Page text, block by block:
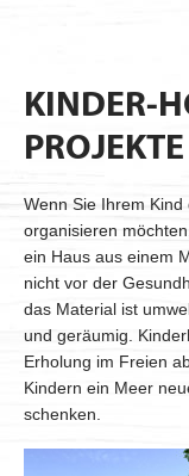
KINDER-
PROJEKTE
Wenn Sie Ihrem
organisieren
ein Haus aus einem
nicht vor der
das Material ist
und geräumig.
Erholung im Freien
Kindern ein Meer
schenken.